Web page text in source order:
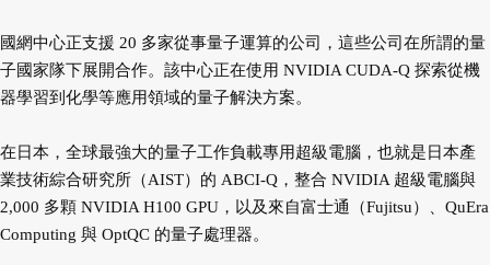
國網中心正支援 20 多家從事量子運算的公司，這些公司在所謂的量
子國家隊下展開合作。該中心正在使用 NVIDIA CUDA-Q 探索從機
器學習到化學等應用領域的量子解決方案。
在日本，全球最強大的量子工作負載專用超級電腦，也就是日本產
業技術綜合研究所（AIST）的 ABCI-Q，整合 NVIDIA 超級電腦與
2,000 多顆 NVIDIA H100 GPU，以及來自富士通（Fujitsu）、QuEra
Computing 與 OptQC 的量子處理器。